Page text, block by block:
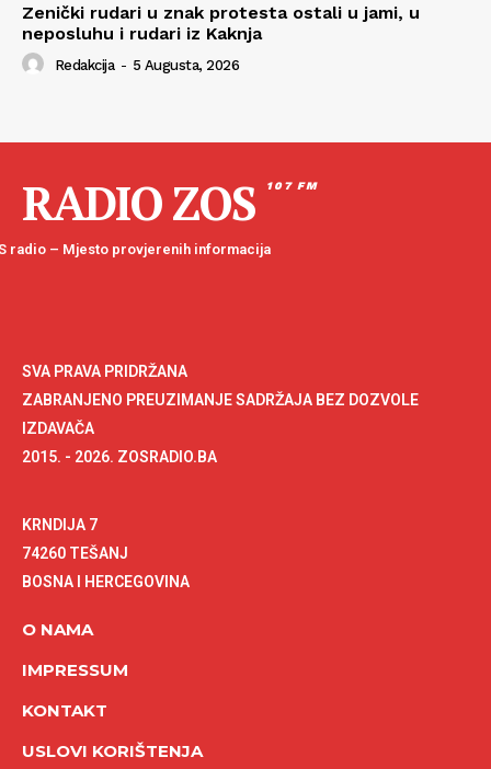
Zenički rudari u znak protesta ostali u jami, u
neposluhu i rudari iz Kaknja
Redakcija - 5 Augusta, 2026
RADIO ZOS 107 FM
radio – Mjesto provjerenih informacija
SVA PRAVA PRIDRŽANA
ZABRANJENO PREUZIMANJE SADRŽAJA BEZ DOZVOLE
IZDAVAČA
2015. - 2026. ZOSRADIO.BA
KRNDIJA 7
74260 TEŠANJ
BOSNA I HERCEGOVINA
O NAMA
IMPRESSUM
KONTAKT
USLOVI KORIŠTENJA